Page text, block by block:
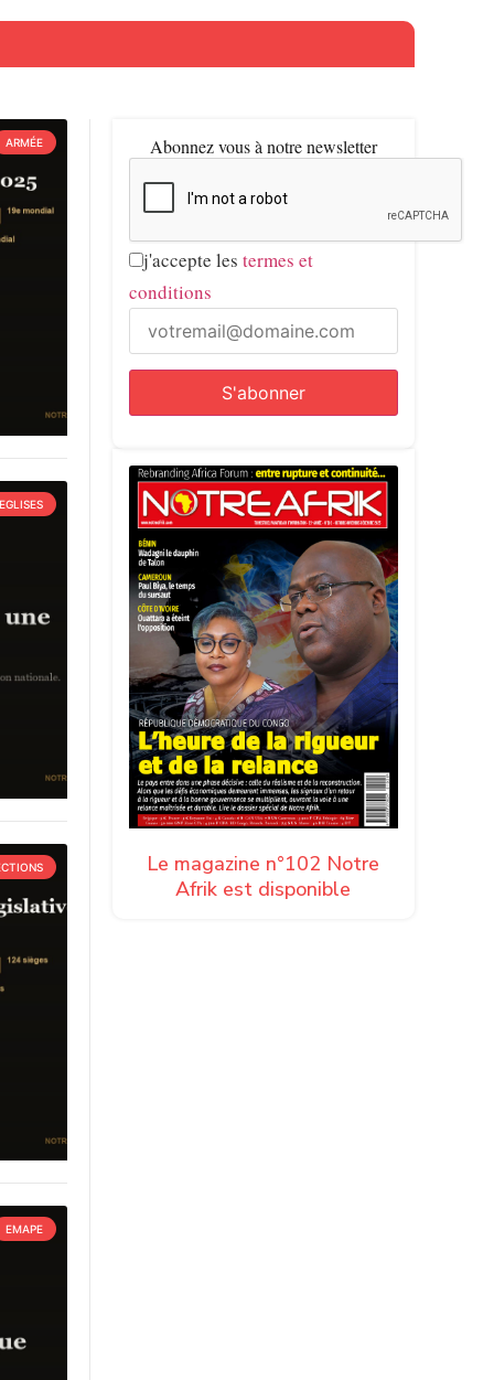
ARMÉE
EMAPE
Abonnez vous à notre newsletter
j'accepte les termes et
conditions
Le magazine n°102 Notre
Afrik est disponible